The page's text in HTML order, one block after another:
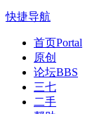
快捷导航
首页Portal
原创
论坛BBS
三七
二手